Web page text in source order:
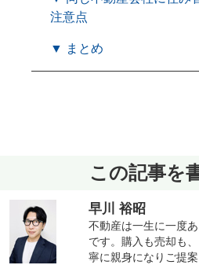
注意点
▼ まとめ
この記事を
早川 裕昭
不動産は一生に一度
です。購入も売却も
寧に親身になりご提